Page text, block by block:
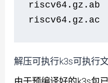
riscv64.gz.ab
riscv64.gz.ac
解压可执行k3s可执行